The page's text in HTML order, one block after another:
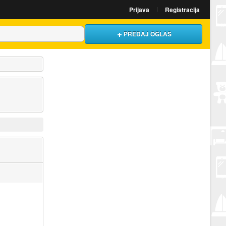
Prijava Registracija
PREDAJ OGLAS